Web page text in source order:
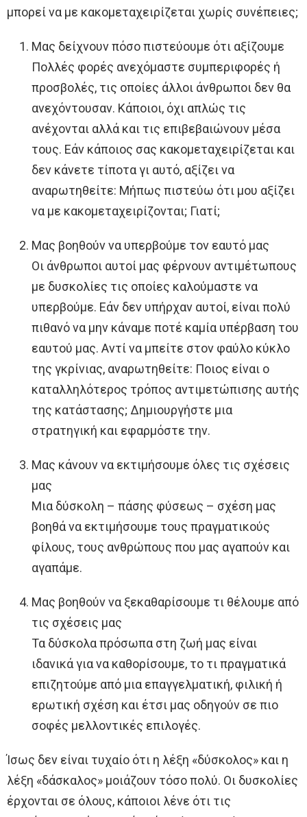
μπορεί να με κακομεταχειρίζεται χωρίς συνέπειες;
Μας δείχνουν πόσο πιστεύουμε ότι αξίζουμε
Πολλές φορές ανεχόμαστε συμπεριφορές ή
προσβολές, τις οποίες άλλοι άνθρωποι δεν θα
ανεχόντουσαν. Κάποιοι, όχι απλώς τις
ανέχονται αλλά και τις επιβεβαιώνουν μέσα
τους. Εάν κάποιος σας κακομεταχειρίζεται και
δεν κάνετε τίποτα γι αυτό, αξίζει να
αναρωτηθείτε: Μήπως πιστεύω ότι μου αξίζει
να με κακομεταχειρίζονται; Γιατί;
Μας βοηθούν να υπερβούμε τον εαυτό μας
Οι άνθρωποι αυτοί μας φέρνουν αντιμέτωπους
με δυσκολίες τις οποίες καλούμαστε να
υπερβούμε. Εάν δεν υπήρχαν αυτοί, είναι πολύ
πιθανό να μην κάναμε ποτέ καμία υπέρβαση του
εαυτού μας. Αντί να μπείτε στον φαύλο κύκλο
της γκρίνιας, αναρωτηθείτε: Ποιος είναι ο
καταλληλότερος τρόπος αντιμετώπισης αυτής
της κατάστασης; Δημιουργήστε μια
στρατηγική και εφαρμόστε την.
Μας κάνουν να εκτιμήσουμε όλες τις σχέσεις
μας
Μια δύσκολη – πάσης φύσεως – σχέση μας
βοηθά να εκτιμήσουμε τους πραγματικούς
φίλους, τους ανθρώπους που μας αγαπούν και
αγαπάμε.
Μας βοηθούν να ξεκαθαρίσουμε τι θέλουμε από
τις σχέσεις μας
Τα δύσκολα πρόσωπα στη ζωή μας είναι
ιδανικά για να καθορίσουμε, το τι πραγματικά
επιζητούμε από μια επαγγελματική, φιλική ή
ερωτική σχέση και έτσι μας οδηγούν σε πιο
σοφές μελλοντικές επιλογές.
Ίσως δεν είναι τυχαίο ότι η λέξη «δύσκολος» και η
λέξη «δάσκαλος» μοιάζουν τόσο πολύ. Οι δυσκολίες
έρχονται σε όλους, κάποιοι λένε ότι τις